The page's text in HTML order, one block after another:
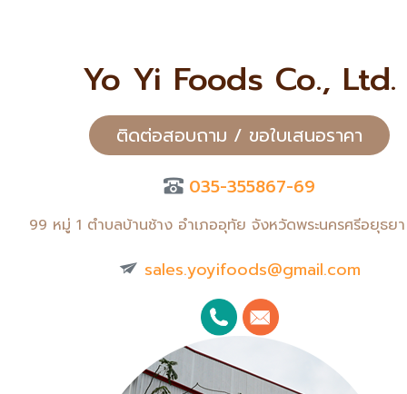
Yo Yi Foods Co., Ltd.
ติดต่อสอบถาม / ขอใบเสนอราคา
035-355867-69
99 หมู่ 1 ตำบลบ้านช้าง อำเภออุทัย จังหวัดพระนครศรีอยุธย
sales.yoyifoods@gmail.com